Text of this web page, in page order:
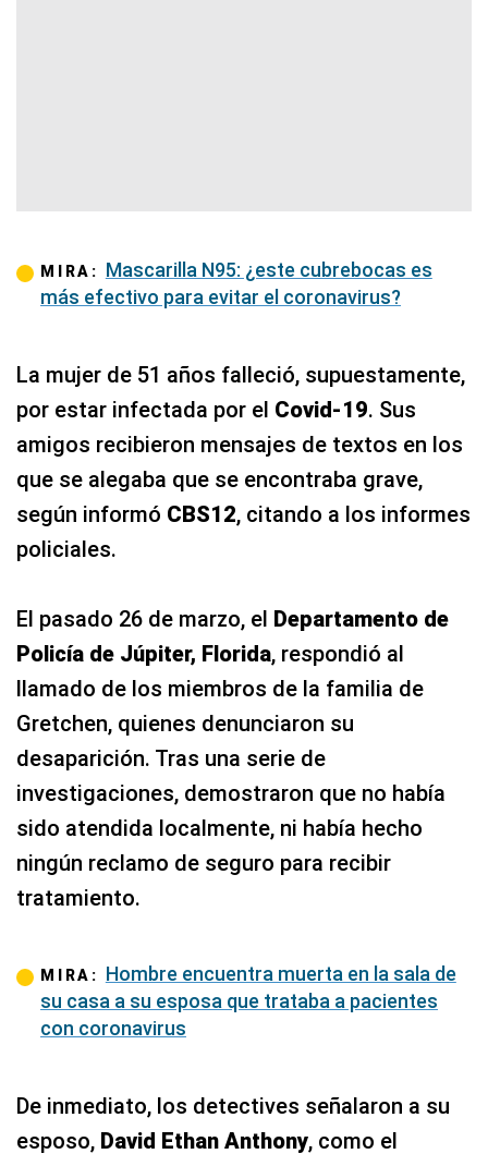
MIRA:
Mascarilla N95: ¿este cubrebocas es
más efectivo para evitar el coronavirus?
La mujer de 51 años falleció, supuestamente,
por estar infectada por el Covid-19. Sus
amigos recibieron mensajes de textos en los
que se alegaba que se encontraba grave,
según informó CBS12, citando a los informes
policiales.
El pasado 26 de marzo, el Departamento de
Policía de Júpiter, Florida, respondió al
llamado de los miembros de la familia de
Gretchen, quienes denunciaron su
desaparición. Tras una serie de
investigaciones, demostraron que no había
sido atendida localmente, ni había hecho
ningún reclamo de seguro para recibir
tratamiento.
MIRA: Hombre encuentra muerta en la sala de
su casa a su esposa que trataba a pacientes
con coronavirus
De inmediato, los detectives señalaron a su
esposo, David Ethan Anthony, como el